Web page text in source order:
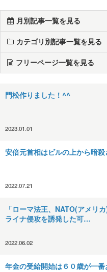
月別記事一覧を見る
カテゴリ別記事一覧を見る
フリーページ一覧を見る
門松作りました！^^
2023.01.01
安倍元首相はビルの上から暗殺
2022.07.21
「ローマ法王、NATO(アメリ
ライナ侵攻を誘発した可…
2022.06.02
年金の受給開始は６０歳が一番